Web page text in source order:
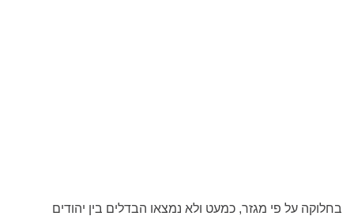
בחלוקה על פי מגזר, כמעט ולא נמצאו הבדלים בין יהודים